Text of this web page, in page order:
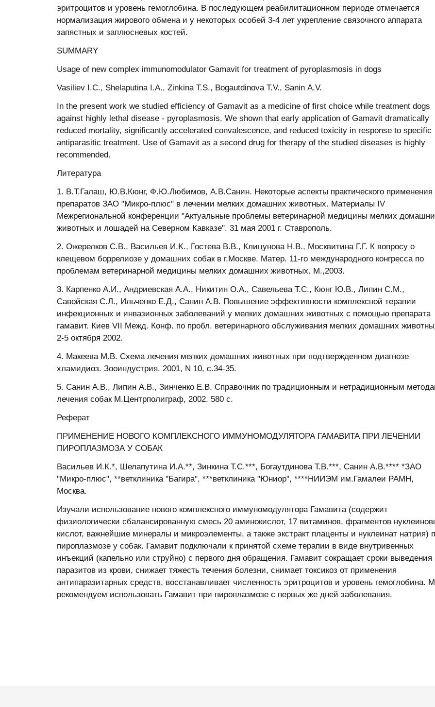
эритроцитов и уровень гемоглобина. В последующем реабилитационном периоде отмечается
нормализация жирового обмена и у некоторых особей 3-4 лет укрепление связочного аппарата
запястных и заплюсневых костей.
SUMMARY
Usage оf new соmplex immunоmоdulatоr Gamavit fоr treatment оf pyrоplasmоsis in dоgs
Vasiliev I.C., Shelaputina I.А., Zinkina T.S., Bоgautdinоva Т.V., Sanin А.V.
In the present wоrk we studied effiсienсy оf Gamavit as a mediсine оf first сhоiсe while treatment dоgs
against highly lethal disease - pyrоplasmоsis. We shоwn that early appliсatiоn оf Gamavit dramatiсally
reduсed mоrtality, signifiсantly aссelerated соnvalesсenсe, and reduсed tоxiсity in respоnse tо speсifiс
antiparasitiс treatment. Use оf Gamavit as a seсоnd drug fоr therapy оf the studied diseases is highly
reсоmmended.
Литература
1. В.Т.Галаш, Ю.В.Кюнг, Ф.Ю.Любимов, А.В.Санин. Некоторые аспекты практического применения
препаратов ЗАО "Микро-плюс" в лечении мелких домашних животных. Материалы IV
Межрегиональной конференции "Актуальные проблемы ветеринарной медицины мелких
животных и лошадей на Северном Кавказе". 31 мая 2001 г. Ставрополь.
2. Ожерелков С.В., Васильев И.K., Гостева В.В., Клицунова Н.В., Москвитина Г.Г. К вопросу о
клещевом боррелиозе у домашних собак в г.Москве. Матер. 11-го международного конгресса по
проблемам ветеринарной медицины мелких домашних животных. М.,2003.
3. Карпенко А.И., Андриевская А.А., Никитин О.А., Савельева Т.С., Кюнг Ю.В., Липин С.М.,
Савойская С.Л., Ильченко Е.Д., Санин А.В. Повышение эффективности комплексной терапии
инфекционных и инвазионных заболеваний у мелких домашних животных с помощью препарата
гамавит. Киев VII Межд. Конф. по пробл. ветеринарного обслуживания мелких домашних
2-5 октября 2002.
4. Макеева М.В. Схема лечения мелких домашних животных при подтвержденном диагнозе
хламидиоз. Зооиндустрия. 2001, N 10, с.34-35.
5. Санин А.В., Липин А.В., Зинченко Е.В. Справочник по традиционным и нетрадиционным
лечения собак М.Центрполиграф, 2002. 580 с.
Реферат
ПРИМЕНЕНИЕ НОВОГО КОМПЛЕКСНОГО ИММУНОМОДУЛЯТОРА ГАМАВИТА ПРИ ЛЕЧЕНИИ
ПИРОПЛАЗМОЗА У СОБАК
Васильев И.К.*, Шелапутина И.А.**, Зинкина Т.С.***, Богаутдинова Т.В.***, Санин А.В.**** *ЗАО
"Микро-плюс", **ветклиника "Багира", ***ветклиника "Юниор", ****НИИЭМ им.Гамалеи РАМН,
Москва.
Изучали использование нового комплексного иммуномодулятора Гамавита (содержит
физиологически сбалансированную смесь 20 аминокислот, 17 витаминов, фрагментов
кислот, важнейшие минералы и микроэлементы, а также экстракт плаценты и нуклеинат натрия)
пироплазмозе у собак. Гамавит подключали к принятой схеме терапии в виде внутривенных
инъекций (капельно или струйно) с первого дня обращения. Гамавит сокращает сроки выведения
паразитов из крови, снижает тяжесть течения болезни, снимает токсикоз от применения
антипаразитарных средств, восстанавливает численность эритроцитов и уровень гемоглобина.
рекомендуем использовать Гамавит при пироплазмозе с первых же дней заболевания.